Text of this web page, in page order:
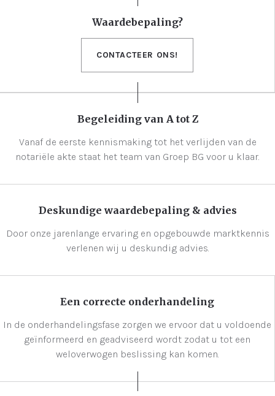
Waardebepaling?
CONTACTEER ONS!
Begeleiding van A tot Z
Vanaf de eerste kennismaking tot het verlijden van de
notariële akte staat het team van Groep BG voor u klaar.
Deskundige waardebepaling & advies
Door onze jarenlange ervaring en opgebouwde marktkennis
verlenen wij u deskundig advies.
Een correcte onderhandeling
In de onderhandelingsfase zorgen we ervoor dat u voldoende
geïnformeerd en geadviseerd wordt zodat u tot een
weloverwogen beslissing kan komen.